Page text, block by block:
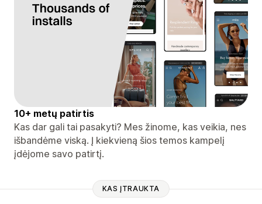
10+ metų patirtis
Kas dar gali tai pasakyti? Mes žinome, kas veikia, nes
išbandėme viską. Į kiekvieną šios temos kampelį
įdėjome savo patirtį.
KAS ĮTRAUKTA